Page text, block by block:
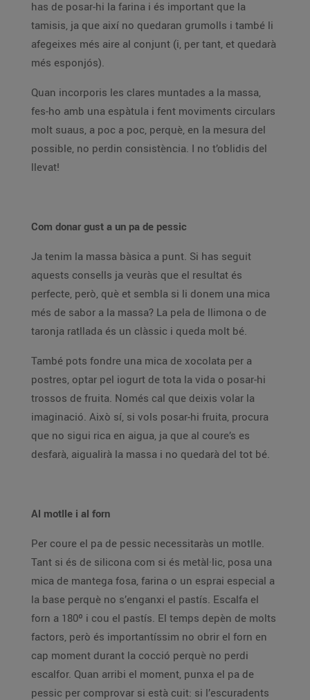
has de posar-hi la farina i és important que la
tamisis, ja que així no quedaran grumolls i també li
afegeixes més aire al conjunt (i, per tant, et quedarà
més esponjós).
Quan incorporis les clares muntades a la massa,
fes-ho amb una espàtula i fent moviments circulars
molt suaus, a poc a poc, perquè, en la mesura del
possible, no perdin consistència. I no t’oblidis del
llevat!
Com donar gust a un pa de pessic
Ja tenim la massa bàsica a punt. Si has seguit
aquests consells ja veuràs que el resultat és
perfecte, però, què et sembla si li donem una mica
més de sabor a la massa? La pela de llimona o de
taronja ratllada és un clàssic i queda molt bé.
També pots fondre una mica de xocolata per a
postres, optar pel iogurt de tota la vida o posar-hi
trossos de fruita. Només cal que deixis volar la
imaginació. Això sí, si vols posar-hi fruita, procura
que no sigui rica en aigua, ja que al coure’s es
desfarà, aigualirà la massa i no quedarà del tot bé.
Al motlle i al forn
Per coure el pa de pessic necessitaràs un motlle.
Tant si és de silicona com si és metàl·lic, posa una
mica de mantega fosa, farina o un esprai especial a
la base perquè no s’enganxi el pastís. Escalfa el
forn a 180º i cou el pastís. El temps depèn de molts
factors, però és importantíssim no obrir el forn en
cap moment durant la cocció perquè no perdi
escalfor. Quan arribi el moment, punxa el pa de
pessic per comprovar si està cuit: si l’escuradents